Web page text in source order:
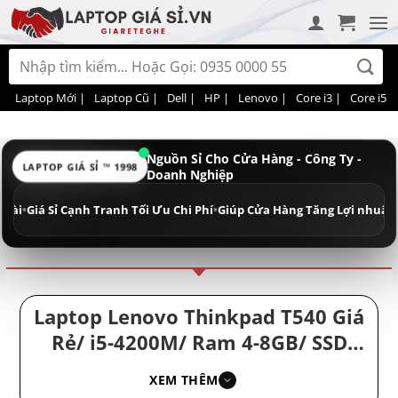
Bỏ
qua
nội
dung
Tìm
kiếm:
Laptop Mới | Laptop Cũ | Dell | HP | Lenovo | Core i3 | Core i5 |
Điều hướng Phân loại
LAPTOP GIÁ SỈ ™ 1998
Nguồn Sỉ Cho Cửa Hàng - Công Ty -
Doanh Nghiệp
Sỉ Cạnh Tranh Tối Ưu Chi Phí•Giúp Cửa Hàng Tăng Lợi nhuận -
Laptop Lenovo Thinkpad T540 Giá
Rẻ/ i5-4200M/ Ram 4-8GB/ SSD
128-256GB/ Laptop USA/ Mạnh Bền
XEM THÊM